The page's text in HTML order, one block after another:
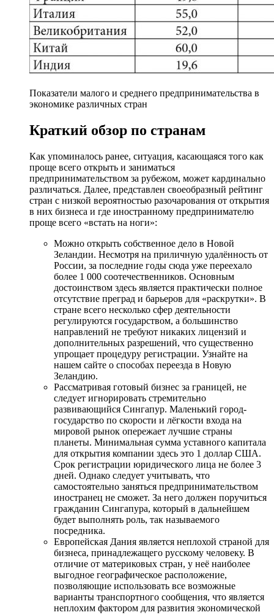
Показатели малого и среднего предпринимательства в
экономике различных стран
Краткий обзор по странам
Как упоминалось ранее, ситуация, касающаяся того как
проще всего открыть и заниматься
предпринимательством за рубежом, может кардинально
различаться. Далее, представлен своеобразный рейтинг
стран с низкой вероятностью разочарования от открытия
в них бизнеса и где иностранному предпринимателю
проще всего «встать на ноги»:
Можно открыть собственное дело в Новой
Зеландии. Несмотря на приличную удалённость от
России, за последние годы сюда уже переехало
более 1 000 соотечественников. Основным
достоинством здесь является практически полное
отсутствие преград и барьеров для «раскрутки». В
стране всего несколько сфер деятельности
регулируются государством, а большинство
направлений не требуют никаких лицензий и
дополнительных разрешений, что существенно
упрощает процедуру регистрации. Узнайте на
нашем сайте о способах переезда в Новую
Зеландию.
Рассматривая готовый бизнес за границей, не
следует игнорировать стремительно
развивающийся Сингапур. Маленький город-
государство по скорости и лёгкости входа на
мировой рынок опережает лучшие страны
планеты. Минимальная сумма уставного капитала
для открытия компании здесь это 1 доллар США.
Срок регистрации юридического лица не более 3
дней. Однако следует учитывать, что
самостоятельно заняться предпринимательством
иностранец не сможет. За него должен поручиться
гражданин Сингапура, который в дальнейшем
будет выполнять роль, так называемого
посредника.
Европейская Дания является неплохой страной для
бизнеса, принадлежащего русскому человеку. В
отличие от материковых стран, у неё наиболее
выгодное географическое расположение,
позволяющие использовать все возможные
варианты транспортного сообщения, что является
неплохим фактором для развития экономической